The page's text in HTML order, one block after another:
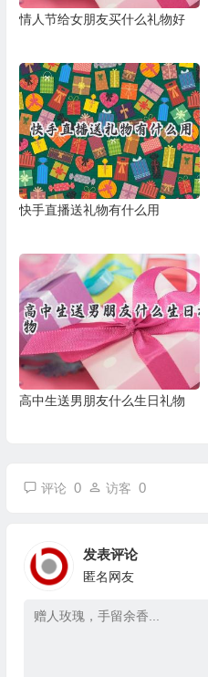
情人节给女朋友买什么礼物好
快手直播送礼物有什么用
高中生送男朋友什么生日礼物
评论 0 访客 0
发表评论
匿名网友